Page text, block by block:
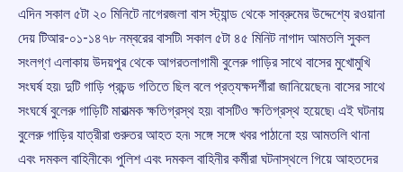
এদিন সকাল ৫টা ২০ মিনিটে নাগেরজলা বাস স্ট্যান্ড থেকে সাব্রুমের উদ্দেশ্যে রওয়ানা
দেয় টিআর-০১-১৪৭৮ নম্বরের বাসটি৷ সকাল ৫টা ৪৫ মিনিট নাগাদ আমতলি সুকল
সংলগ্ণ এলাকায় উদয়পুর থেকে আগরতলাগামী বুলেরু গাড়ির সাথে বাসের মুখোমুখি
সংঘর্ষ হয়৷ দুটি গাড়ি প্রচন্ড গতিতে ছিল বলে প্রত্যক্ষদর্শীরা জানিয়েছেন৷ বাসের সাথে
সংঘর্ষে বুলেরু গাড়িটি মারাত্মক ক্ষতিগ্রস্থ হয়৷ বাসটিও ক্ষতিগ্রস্থ হয়েছে৷ এই ঘটনায়
বুলেরু গাড়ির যাত্রীরা গুরুতর আহত হন৷ সঙ্গে সঙ্গে খবর পাঠানো হয় আমতলি থানা
এবং দমকল বাহিনীকে৷ পুলিশ এবং দমকল বাহিনীর কর্মীরা ঘটনাস্থলে গিয়ে আহতদের